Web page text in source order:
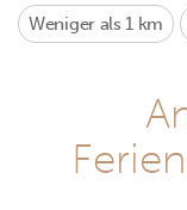
Weniger als 1 km